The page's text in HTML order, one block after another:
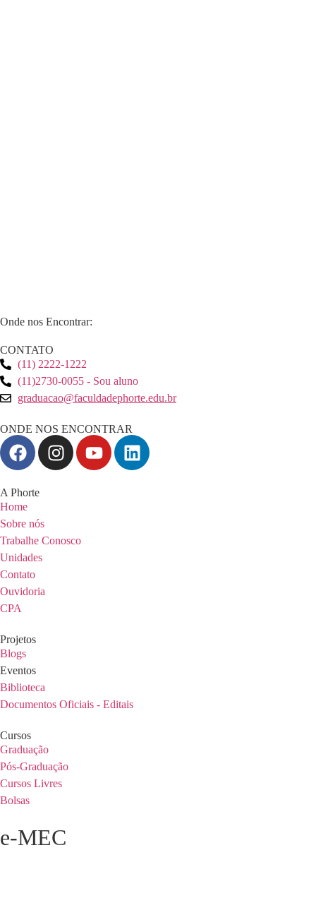
Onde nos Encontrar:
CONTATO
(11) 2222-1222
(11)2730-0055 - Sou aluno
graduacao@faculdadephorte.edu.br
ONDE NOS ENCONTRAR
A Phorte
Home
Sobre nós
Trabalhe Conosco
Unidades
Contato
Ouvidoria
CPA
Projetos
Blogs
Eventos
Biblioteca
Documentos Oficiais - Editais
Cursos
Graduação
Pós-Graduação
Cursos Livres
Bolsas
e-MEC